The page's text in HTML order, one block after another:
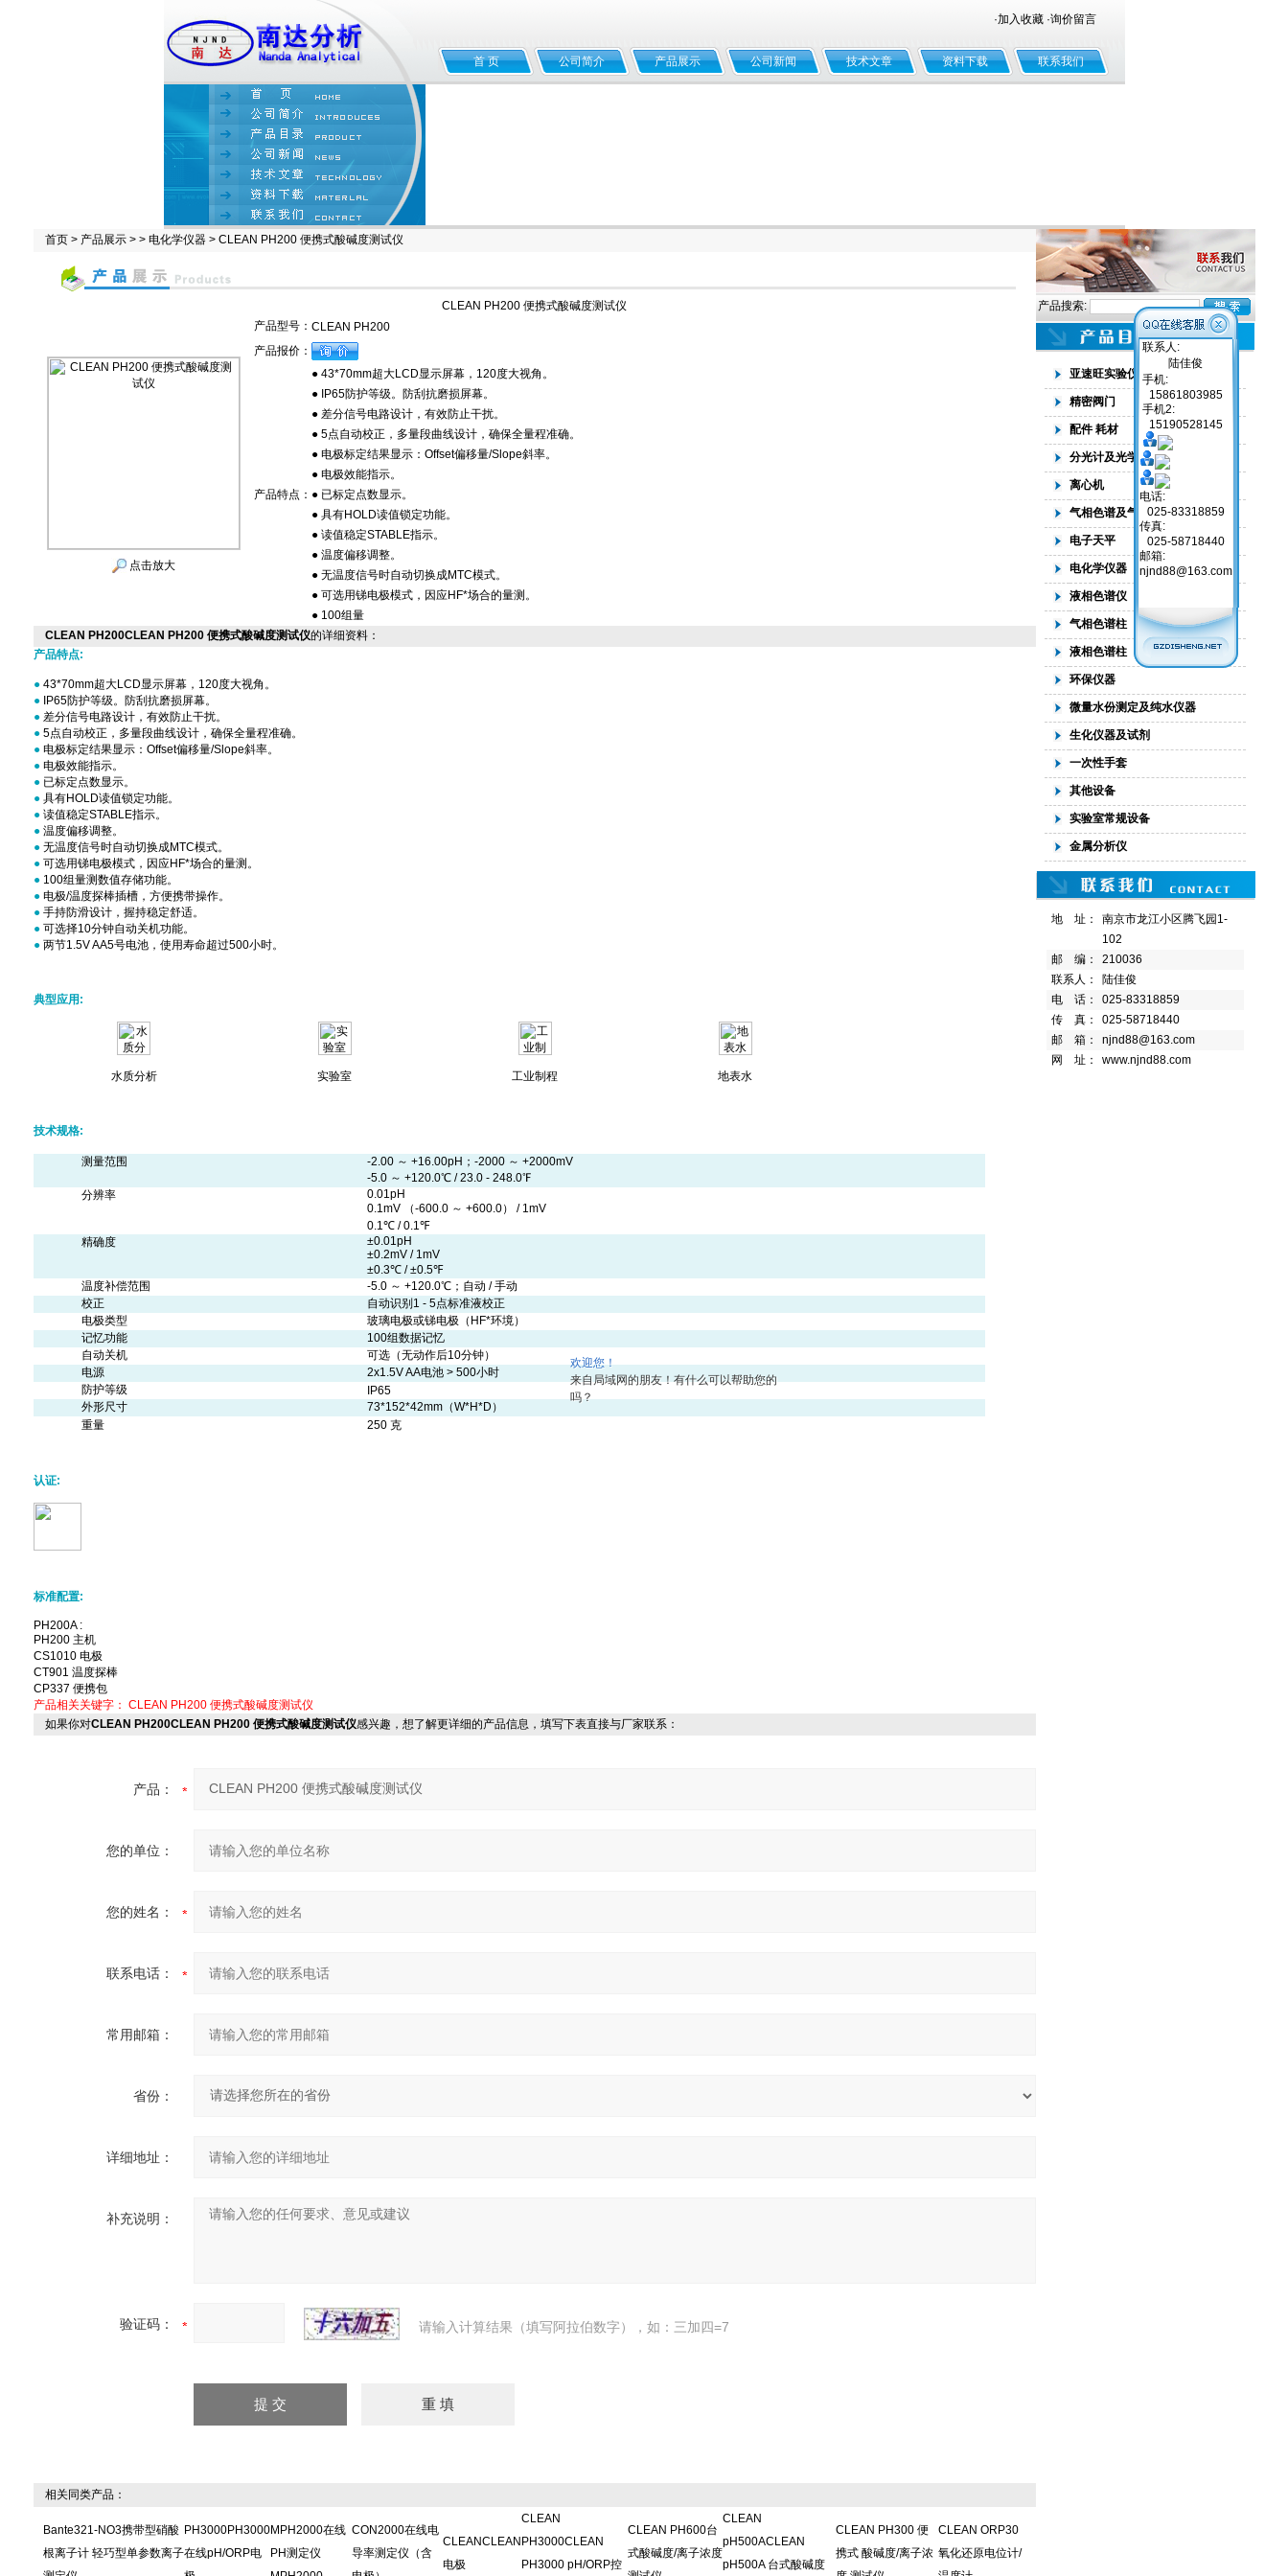
欢迎您！
来自局域网的朋友！有什么可以帮助您的
吗？
·加入收藏 ·询价留言
首 页 公司简介 产品展示 公司新闻 技术文章 资料下载 联系我们
首页> 产品展示> > 电化学仪器> CLEAN PH200 便携式酸碱度测试仪
CLEAN PH200 便携式酸碱度测试仪
点击放大
产品型号： CLEAN PH200
产品报价：
产品特点：
● 43*70mm超大LCD显示屏幕，120度大视角。
● IP65防护等级。防刮抗磨损屏幕。
● 差分信号电路设计，有效防止干扰。
● 5点自动校正，多量段曲线设计，确保全量程准确。
● 电极标定结果显示：Offset偏移量/Slope斜率。
● 电极效能指示。
● 已标定点数显示。
● 具有HOLD读值锁定功能。
● 读值稳定STABLE指示。
● 温度偏移调整。
● 无温度信号时自动切换成MTC模式。
● 可选用锑电极模式，因应HF*场合的量测。
● 100组量
CLEAN PH200CLEAN PH200 便携式酸碱度测试仪的详细资料：
产品特点:
●43*70mm超大LCD显示屏幕，120度大视角。
●IP65防护等级。防刮抗磨损屏幕。
●差分信号电路设计，有效防止干扰。
●5点自动校正，多量段曲线设计，确保全量程准确。
●电极标定结果显示：Offset偏移量/Slope斜率。
●电极效能指示。
●已标定点数显示。
●具有HOLD读值锁定功能。
●读值稳定STABLE指示。
●温度偏移调整。
●无温度信号时自动切换成MTC模式。
●可选用锑电极模式，因应HF*场合的量测。
●100组量测数值存储功能。
●电极/温度探棒插槽，方便携带操作。
●手持防滑设计，握持稳定舒适。
●可选择10分钟自动关机功能。
●两节1.5V AA5号电池，使用寿命超过500小时。
典型应用:
水质分析 实验室 工业制程 地表水
技术规格:
测量范围
-2.00 ～ +16.00pH；-2000 ～ +2000mV
-5.0 ～ +120.0℃ / 23.0 - 248.0℉
分辨率
0.01pH
0.1mV （-600.0 ～ +600.0） / 1mV
0.1℃ / 0.1℉
精确度
±0.01pH
±0.2mV / 1mV
±0.3℃ / ±0.5℉
温度补偿范围
-5.0 ～ +120.0℃；自动 / 手动
校正
自动识别1 - 5点标准液校正
电极类型
玻璃电极或锑电极（HF*环境）
记忆功能
100组数据记忆
自动关机
可选（无动作后10分钟）
电源
2x1.5V AA电池 > 500小时
防护等级
IP65
外形尺寸
73*152*42mm（W*H*D）
重量
250 克
认证:
标准配置:
PH200A :
PH200 主机
CS1010 电极
CT901 温度探棒
CP337 便携包
产品相关关键字： CLEAN PH200 便携式酸碱度测试仪
如果你对CLEAN PH200CLEAN PH200 便携式酸碱度测试仪感兴趣，想了解更详细的产品信息，填写下表直接与厂家联系：
产品：
您的单位：
您的姓名：
联系电话：
常用邮箱：
省份：
详细地址：
补充说明：
验证码： 请输入计算结果（填写阿拉伯数字），如：三加四=7
相关同类产品：
Bante321-NO3携带型硝酸
根离子计 轻巧型单参数离子
PH3000PH3000
在线pH/ORP电
MPH2000在线
PH测定仪
CON2000在线电
导率测定仪（含
CLEANCLEAN
电极
CLEAN
PH3000CLEAN
PH3000 pH/ORP控
CLEAN PH600台
式酸碱度/离子浓度
CLEAN
pH500ACLEAN
pH500A 台式酸碱度
CLEAN PH300 便
携式 酸碱度/离子浓
CLEAN ORP30
氧化还原电位计/
产品搜索:
亚速旺实验仪器、耗材
精密阀门
配件 耗材
分光计及光学仪器
离心机
气相色谱及气源
电子天平
电化学仪器
液相色谱仪
气相色谱柱
液相色谱柱
环保仪器
微量水份测定及纯水仪器
生化仪器及试剂
一次性手套
其他设备
实验室常规设备
金属分析仪
地 址：
南京市龙江小区腾飞园1-
102
邮 编：
210036
联系人：
陆佳俊
电 话：
025-83318859
传 真：
025-58718440
邮 箱：
njnd88@163.com
网 址：
www.njnd88.com
联系人:
陆佳俊
手机:
15861803985
手机2:
15190528145
电话:
025-83318859
传真:
025-58718440
邮箱:
njnd88@163.com